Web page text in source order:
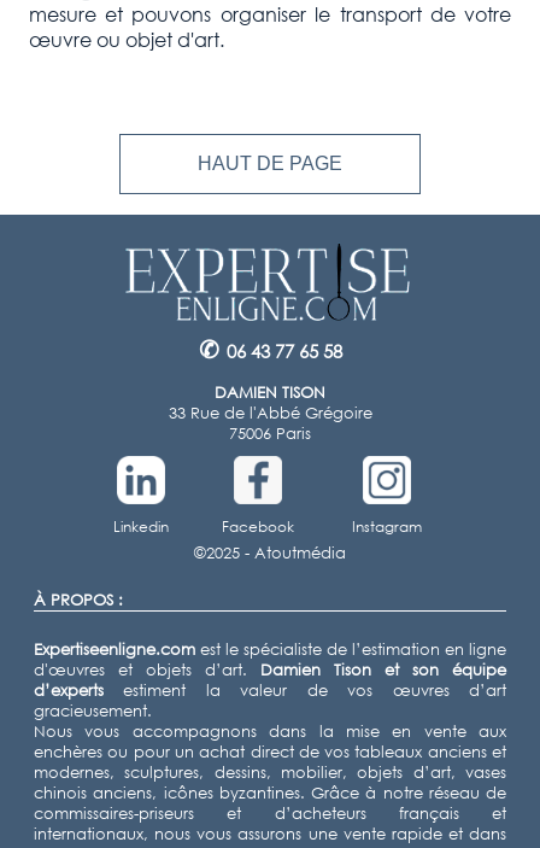
mesure et pouvons organiser le transport de votre
œuvre ou objet d'art.
HAUT DE PAGE
✆ 06 43 77 65 58
DAMIEN TISON
33 Rue de l'Abbé Grégoire
75006 Paris
Linkedin Facebook
Instagram
©2025 - Atoutmédia
À PROPOS :
Expertiseenligne.com est le spécialiste de l’estimation en ligne
d'œuvres et objets d’art. Damien Tison
et son équipe
d’experts estiment la valeur de vos œuvres d’art
gracieusement.
Nous vous accompagnons dans la mise en vente aux
enchères ou pour un achat direct de vos tableaux anciens et
modernes, sculptures, dessins, mobilier, objets d’art, vases
chinois anciens, icônes byzantines. Grâce à notre réseau de
commissaires-priseurs et d’acheteurs français et
internationaux, nous vous assurons une vente rapide et dans